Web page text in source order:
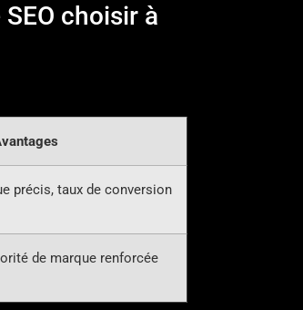
choisir à
précis, taux de conversion
de marque renforcée